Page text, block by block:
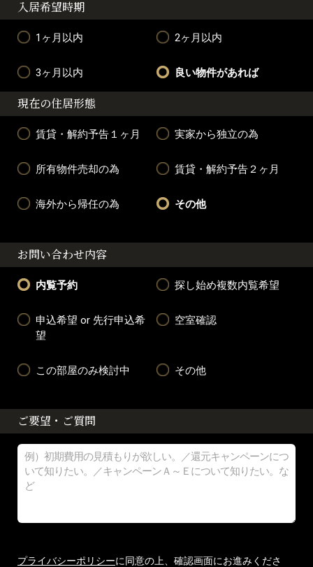
入居希望時期
1ヶ月以内 2ヶ月以内
3ヶ月以内 良い物件があれば
現在の住居形態
賃貸・解約予告１ヶ月 実家から独立の為
所有物件売却の為 賃貸・解約予告２ヶ月
海外から帰任の為 その他
お問い合わせ内容
内覧予約 探し始め複数内覧希望
申込希望 or 先行申込希
望
空室確認
この部屋のみ検討中 その他
ご要望・ご質問
プライバシーポリシーに同意の上、確認画面にお進みくださ